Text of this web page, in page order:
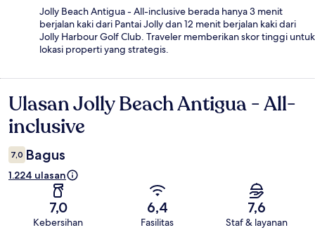
Jolly Beach Antigua - All-inclusive berada hanya 3 menit
berjalan kaki dari Pantai Jolly dan 12 menit berjalan kaki dari
Jolly Harbour Golf Club. Traveler memberikan skor tinggi untuk
lokasi properti yang strategis.
Ulasan
Ulasan Jolly Beach Antigua - All-
inclusive
7,0 Bagus
1.224 ulasan
7,0
Kebersihan
6,4
Fasilitas
7,6
Staf & layanan